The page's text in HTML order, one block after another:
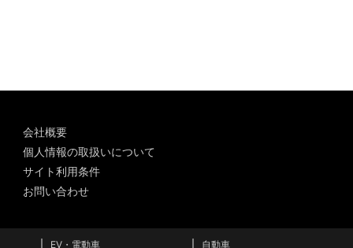
会社概要
個人情報の取扱いについて
サイト利用条件
お問い合わせ
EV・電動車 自動車